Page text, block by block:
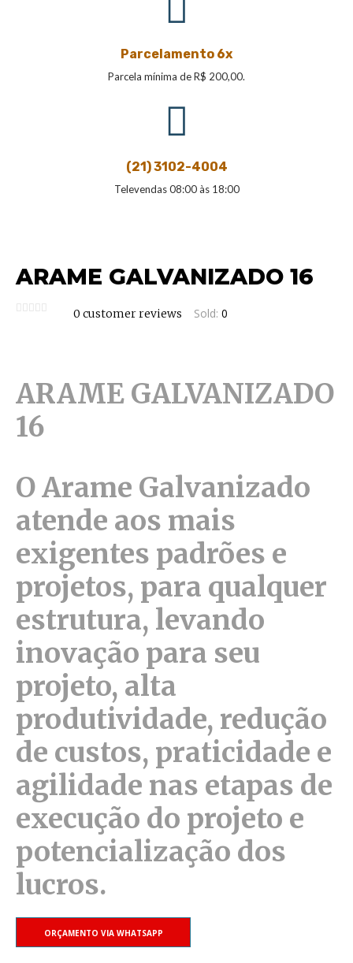
Parcelamento 6x
Parcela mínima de R$ 200,00.
(21) 3102-4004
Televendas 08:00 às 18:00
ARAME GALVANIZADO 16
0 customer reviews Sold: 0
ARAME GALVANIZADO
16
O Arame Galvanizado
atende aos mais
exigentes padrões e
projetos, para qualquer
estrutura, levando
inovação para seu
projeto, alta
produtividade, redução
de custos, praticidade e
agilidade nas etapas de
execução do projeto e
potencialização dos
lucros.
ORÇAMENTO VIA WHATSAPP